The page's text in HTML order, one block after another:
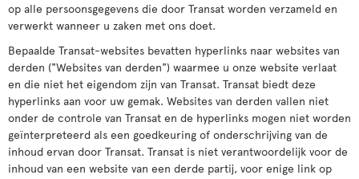
op alle persoonsgegevens die door Transat worden verzameld en
verwerkt wanneer u zaken met ons doet.
Bepaalde Transat-websites bevatten hyperlinks naar websites van
derden ("Websites van derden") waarmee u onze website verlaat
en die niet het eigendom zijn van Transat. Transat biedt deze
hyperlinks aan voor uw gemak. Websites van derden vallen niet
onder de controle van Transat en de hyperlinks mogen niet worden
geïnterpreteerd als een goedkeuring of onderschrijving van de
inhoud ervan door Transat. Transat is niet verantwoordelijk voor de
inhoud van een website van een derde partij, voor enige link op